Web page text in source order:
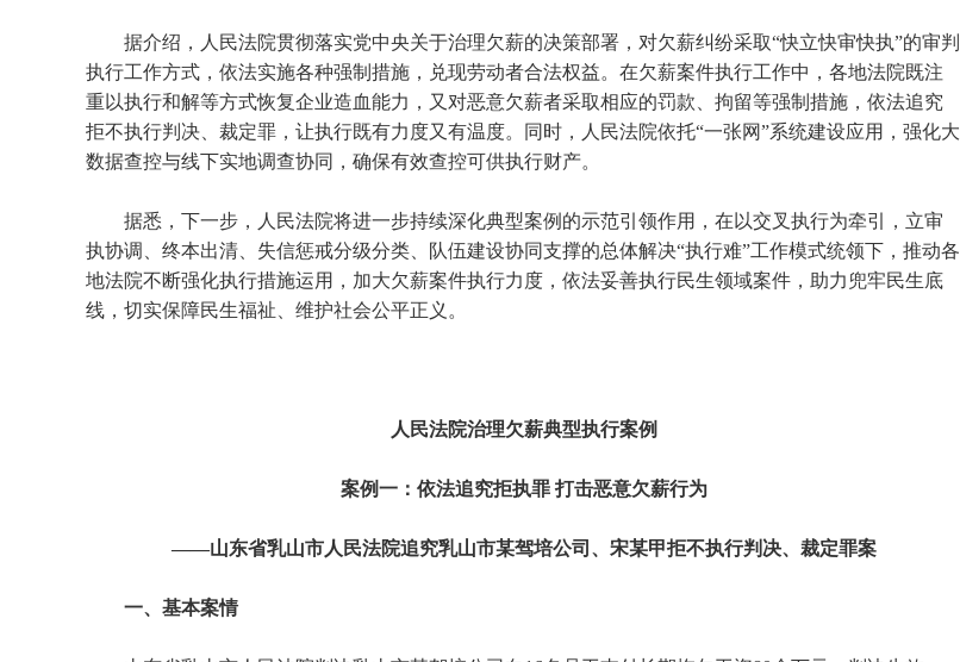
据介绍，人民法院贯彻落实党中央关于治理欠薪的决策部署，对欠薪纠纷采取“快立快审快执”的审判
执行工作方式，依法实施各种强制措施，兑现劳动者合法权益。在欠薪案件执行工作中，各地法院既注
重以执行和解等方式恢复企业造血能力，又对恶意欠薪者采取相应的罚款、拘留等强制措施，依法追究
拒不执行判决、裁定罪，让执行既有力度又有温度。同时，人民法院依托“一张网”系统建设应用，强化大
数据查控与线下实地调查协同，确保有效查控可供执行财产。
据悉，下一步，人民法院将进一步持续深化典型案例的示范引领作用，在以交叉执行为牵引，立审
执协调、终本出清、失信惩戒分级分类、队伍建设协同支撑的总体解决“执行难”工作模式统领下，推动各
地法院不断强化执行措施运用，加大欠薪案件执行力度，依法妥善执行民生领域案件，助力兜牢民生底
线，切实保障民生福祉、维护社会公平正义。
人民法院治理欠薪典型执行案例
案例一：依法追究拒执罪 打击恶意欠薪行为
——山东省乳山市人民法院追究乳山市某驾培公司、宋某甲拒不执行判决、裁定罪案
一、基本案情